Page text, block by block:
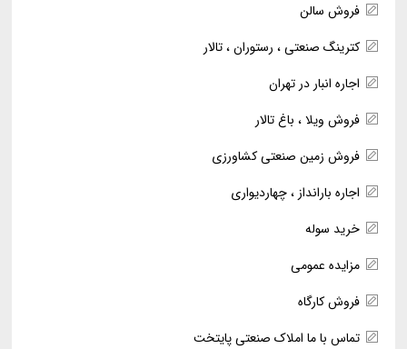
فروش سالن
کترینگ صنعتی ، رستوران ، تالار
اجاره انبار در تهران
فروش ویلا ، باغ تالار
فروش زمین صنعتی کشاورزی
اجاره بارانداز ، چهاردیواری
خرید سوله
مزایده عمومی
فروش کارگاه
تماس با ما املاک صنعتی پایتخت